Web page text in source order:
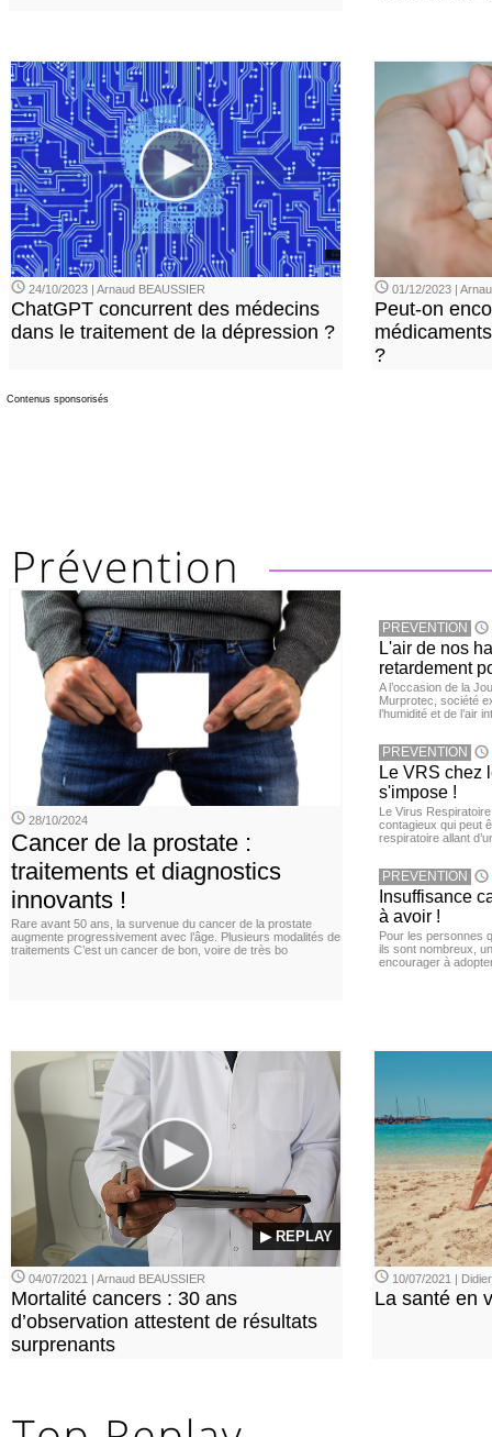
24/10/2023 | Arnaud BEAUSSIER
ChatGPT concurrent des médecins
dans le traitement de la dépression ?
01/12/2023 |
Peut-on
?
Contenus sponsorisés
28/10/2024
Cancer de la prostate :
traitements et diagnostics
innovants !
Rare avant 50 ans, la survenue du cancer de la prostate
augmente progressivement avec l’âge. Plusieurs modalités de
traitements C’est un cancer de bon, voire de très bo
PREVENTION
L'air de nos
retardement
A l’occasion de la
Murprotec, société
l’humidité et de l’air
PREVENTION
Le VRS chez
s'impose !
Le Virus
contagieux qui peut
respiratoire allant
PREVENTION
Insuffisance
à avoir !
Pour les personnes
ils sont nombreux,
encourager à
▶ REPLAY
04/07/2021 | Arnaud BEAUSSIER
Mortalité cancers : 30 ans
d’observation attestent de résultats
surprenants
10/07/2021 |
La santé en